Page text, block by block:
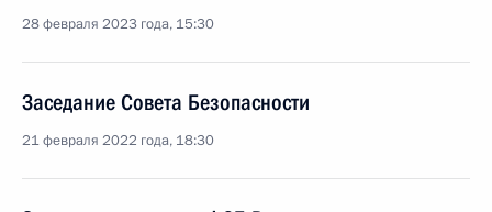
28 февраля 2023 года, 15:30
Заседание Совета Безопасности
21 февраля 2022 года, 18:30